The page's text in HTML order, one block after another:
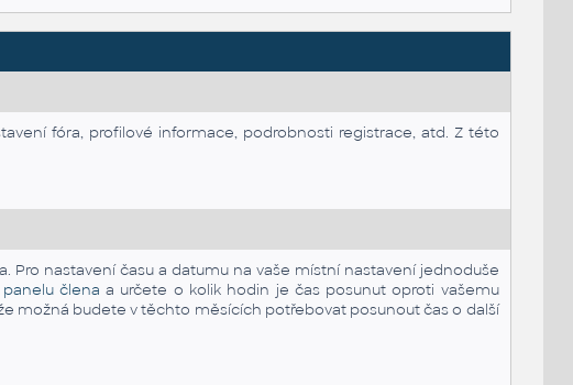
fóra, profilové informace, podrobnosti registrace, atd. Z této
Pro nastavení času a datumu na vaše místní nastavení jednoduše
člena a určete o kolik hodin je čas posunut oproti vašemu
možná budete v těchto měsících potřebovat posunout čas o další